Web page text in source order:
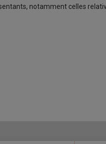
notamment celles